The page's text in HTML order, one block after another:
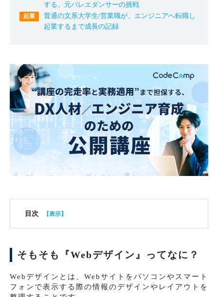
する。元バレエダンサーの挑戦
普通の文系大学生/営業職が、エンジニアへ転職し
起業するまで成長の記録
目次
そもそも『Webデザイン』ってなに？
Webデザインとは、Webサイトをパソコンやスマート
フォンで表示する際の情報のデザインやレイアウトを